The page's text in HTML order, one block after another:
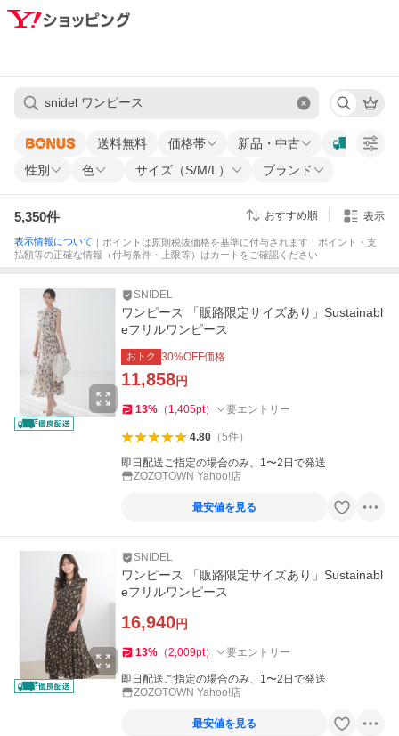
送料無料 価格帯
新品・中古
性別
色 サイズ（S/M/L） ブランド
5,350件 おすすめ順 表示
表示情報について ｜ポイントは原則税抜価格を基準に付与されます｜ポイント・支
払額等の正確な情報（付与条件・上限等）はカートをご確認ください
SNIDEL
ワンピース 「販路限定サイズあり」Sustainabl
eフリルワンピース
おトク 30%OFF価格
11,858円
13% （ 1,405pt） 要エントリー
4.80（5件）
即日配送ご指定の場合のみ、1〜2日で発送
ZOZOTOWN Yahoo!店
最安値を見る
SNIDEL
ワンピース 「販路限定サイズあり」Sustainabl
eフリルワンピース
16,940円
13% （2,009pt） 要エントリー
即日配送ご指定の場合のみ、1〜2日で発送
ZOZOTOWN Yahoo!店
最安値を見る